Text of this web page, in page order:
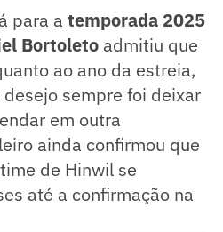
para a temporada 2025
Bortoleto admitiu que
ao ano da estreia,
sempre foi deixar
em outra
ainda confirmou que
de Hinwil se
até a confirmação na